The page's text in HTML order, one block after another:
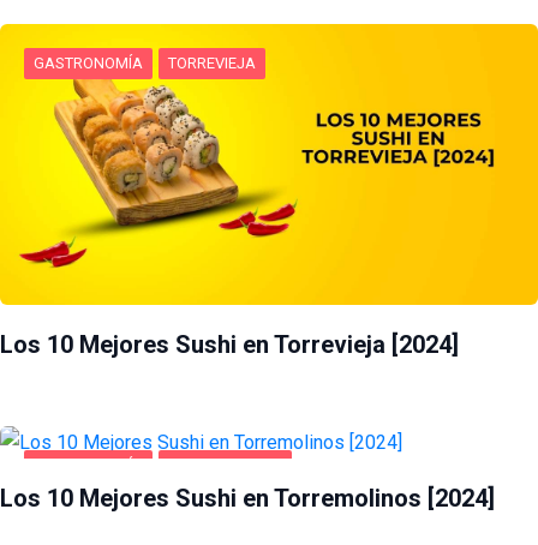
GASTRONOMÍA TORREVIEJA
Los 10 Mejores Sushi en Torrevieja [2024]
Los 10 Mejores Sushi en Torremolinos [2024]